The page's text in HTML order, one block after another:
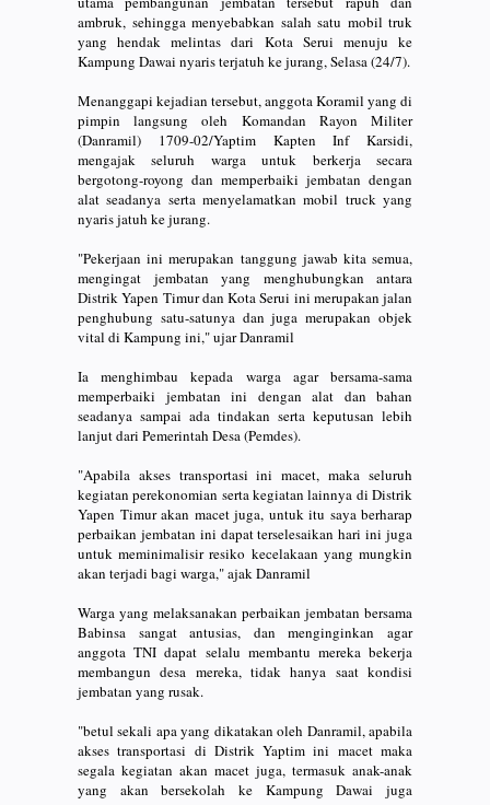
ambruk, sehingga menyebabkan salah satu mobil truk
yang hendak melintas dari Kota Serui menuju ke
Kampung Dawai nyaris terjatuh ke jurang, Selasa (24/7).
Menanggapi kejadian tersebut, anggota Koramil yang di
pimpin langsung oleh Komandan Rayon Militer
(Danramil) 1709-02/Yaptim Kapten Inf Karsidi,
mengajak seluruh warga untuk berkerja secara
bergotong-royong dan memperbaiki jembatan dengan
alat seadanya serta menyelamatkan mobil truck yang
nyaris jatuh ke jurang.
"Pekerjaan ini merupakan tanggung jawab kita semua,
mengingat jembatan yang menghubungkan antara
Distrik Yapen Timur dan Kota Serui ini merupakan jalan
penghubung satu-satunya dan juga merupakan objek
vital di Kampung ini," ujar Danramil
Ia menghimbau kepada warga agar bersama-sama
memperbaiki jembatan ini dengan alat dan bahan
seadanya sampai ada tindakan serta keputusan lebih
lanjut dari Pemerintah Desa (Pemdes).
"Apabila akses transportasi ini macet, maka seluruh
kegiatan perekonomian serta kegiatan lainnya di Distrik
Yapen Timur akan macet juga, untuk itu saya berharap
perbaikan jembatan ini dapat terselesaikan hari ini juga
untuk meminimalisir resiko kecelakaan yang mungkin
akan terjadi bagi warga," ajak Danramil
Warga yang melaksanakan perbaikan jembatan bersama
Babinsa sangat antusias, dan menginginkan agar
anggota TNI dapat selalu membantu mereka bekerja
membangun desa mereka, tidak hanya saat kondisi
jembatan yang rusak.
"betul sekali apa yang dikatakan oleh Danramil, apabila
akses transportasi di Distrik Yaptim ini macet maka
segala kegiatan akan macet juga, termasuk anak-anak
yang akan bersekolah ke Kampung Dawai juga